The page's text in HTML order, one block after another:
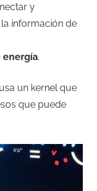
y
información de
energía.
un kernel que
que puede